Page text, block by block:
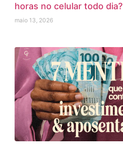
horas no celular todo dia?
maio 13, 2026